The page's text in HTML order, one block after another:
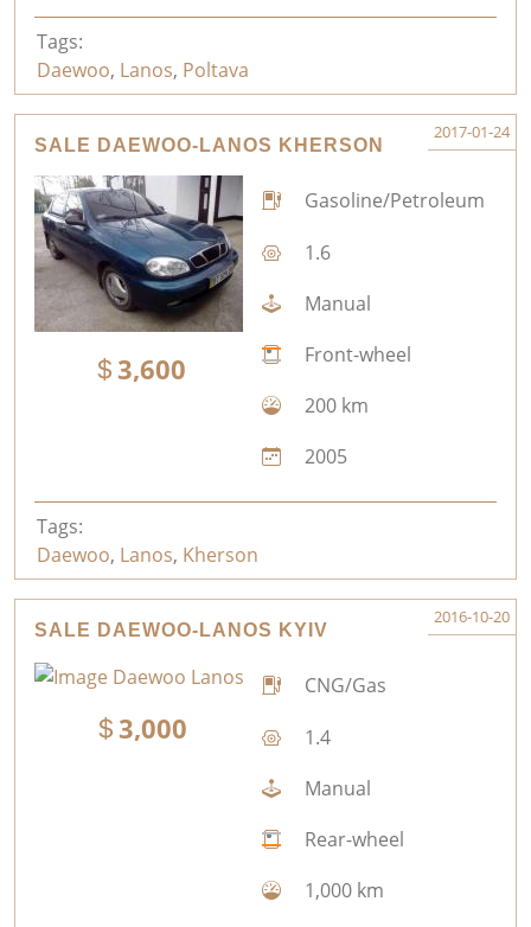
Tags:
Daewoo, Lanos, Poltava
SALE DAEWOO-LANOS KHERSON
2017-01-24
3,600
Gasoline/Petroleum
1.6
Manual
Front-wheel
200 km
2005
Tags:
Daewoo, Lanos, Kherson
SALE DAEWOO-LANOS KYIV
2016-10-20
3,000
CNG/Gas
1.4
Manual
Rear-wheel
1,000 km